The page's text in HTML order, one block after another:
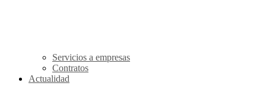
Servicios a empresas
Contratos
Actualidad